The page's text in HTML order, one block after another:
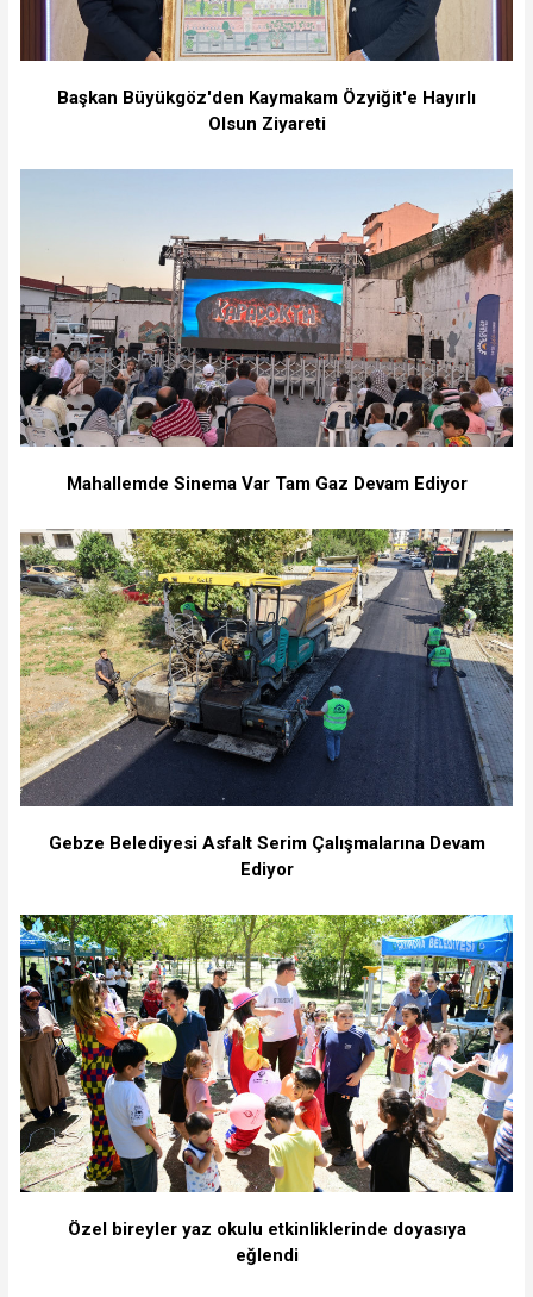
Başkan Büyükgöz'den Kaymakam Özyiğit'e Hayırlı
Olsun Ziyareti
Mahallemde Sinema Var Tam Gaz Devam Ediyor
Gebze Belediyesi Asfalt Serim Çalışmalarına Devam
Ediyor
Özel bireyler yaz okulu etkinliklerinde doyasıya
eğlendi